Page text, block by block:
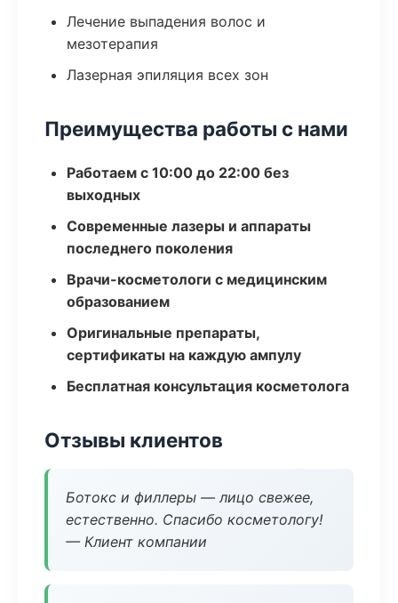
Лечение выпадения волос и
мезотерапия
Лазерная эпиляция всех зон
Преимущества работы с нами
Работаем с 10:00 до 22:00 без
выходных
Современные лазеры и аппараты
последнего поколения
Врачи-косметологи с медицинским
образованием
Оригинальные препараты,
сертификаты на каждую ампулу
Бесплатная консультация косметолога
Отзывы клиентов
Ботокс и филлеры — лицо свежее,
естественно. Спасибо косметологу!
— Клиент компании